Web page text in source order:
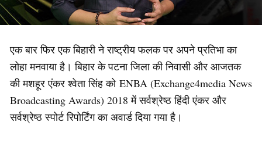
एक बार फिर एक बिहारी ने राष्ट्रीय फलक पर अपने प्रतिभा का
लोहा मनवाया है। बिहार के पटना जिला की निवासी और आजतक
की मशहूर एंकर श्वेता सिंह को ENBA (Exchange4media News
Broadcasting Awards) 2018 में सर्वश्रेष्ठ हिंदी एंकर और
सर्वश्रेष्ठ स्पोर्ट रिपोर्टिंग का अवार्ड दिया गया है।